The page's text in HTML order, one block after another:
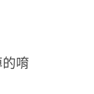
唷